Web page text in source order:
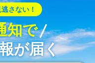
さない！
知で
が届く